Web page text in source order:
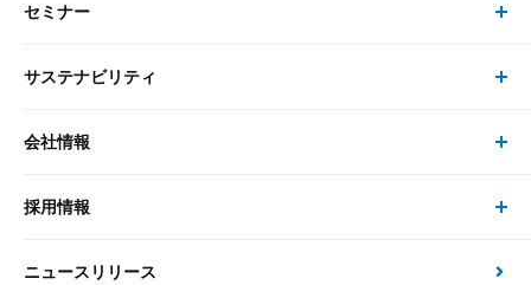
大和総研の強み
先端テクノロジーに基づく新たな価値の創出
政策分析
研究員
書籍・刊行物 トップ
書籍
セミナー
セミナー トップ
現在受付中のセミナー・イベント
サステナビリティ
サステナビリティの取り組み
次世代社会への貢献
会社情報
会社情報 トップ
採用情報
採用情報 トップ
ニュースリリース